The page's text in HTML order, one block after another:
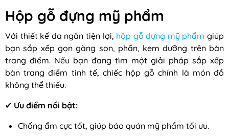
Hộp gỗ đựng mỹ phẩm
Với thiết kế đa ngăn tiện lợi, hộp gỗ đựng mỹ phẩm giúp
bạn sắp xếp gọn gàng son, phấn, kem dưỡng trên bàn
trang điểm. Nếu bạn đang tìm một giải pháp sắp xếp
bàn trang điểm tinh tế, chiếc hộp gỗ chính là món đồ
không thể thiếu.
✔ Ưu điểm nổi bật:
Chống ẩm cực tốt, giúp bảo quản mỹ phẩm tối ưu.